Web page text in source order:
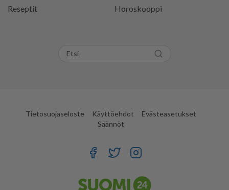
Reseptit
Horoskooppi
Tietosuojaseloste Käyttöehdot
Evästeasetukset
Säännöt